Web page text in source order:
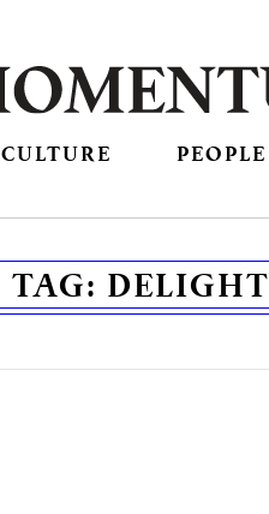
CULTURE PEOPLE
TAG: DELIGHT